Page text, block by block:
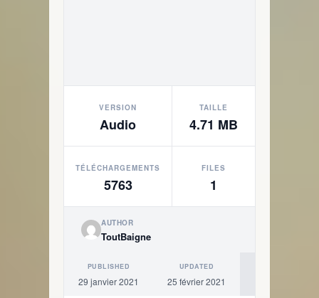
VERSION
Audio
TAILLE
4.71 MB
TÉLÉCHARGEMENTS
5763
FILES
1
AUTHOR
ToutBaigne
PUBLISHED
29 janvier 2021
UPDATED
25 février 2021